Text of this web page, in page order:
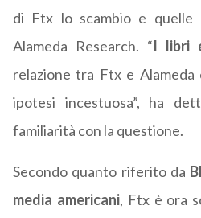
di Ftx lo scambio e quelle
Alameda Research. “I libri
relazione tra Ftx e
ipotesi incestuosa”, ha
familiarità con la questione.
Secondo quanto riferito da
media americani, Ftx è ora